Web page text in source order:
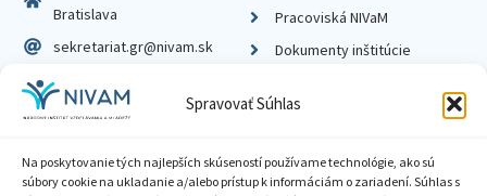
Spravovať Súhlas
Na poskytovanie tých najlepších skúseností používame technológie, ako sú
súbory cookie na ukladanie a/alebo prístup k informáciám o zariadení. Súhlas s
Bratislava
sekretariat.gr@nivam.sk
IČO: 00164348
DIČ: 2020798714
Pracoviská NIVaM
Dokumenty inštitúcie